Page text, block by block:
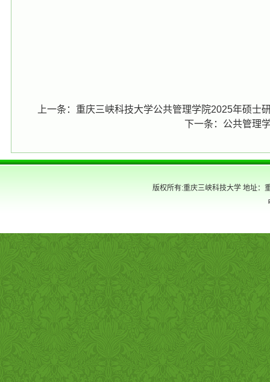
上一条： 重庆三峡科技大学公共管理学院2025年硕士
下一条： 公共管理
版权所有:重庆三峡科技大学 地址：